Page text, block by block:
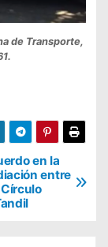
de Transporte,
en la
entre